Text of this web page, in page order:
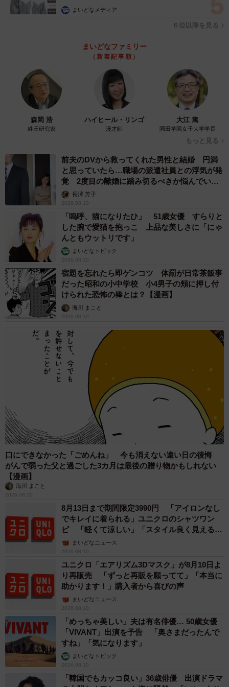
柴イス！（「赤柴こはる 岡山生まれおっさん育ち」さん提供）
暑い日の散歩での工夫も
こはるちゃんとの散歩では、暑さ対策も欠かしません。
てあおぎながら歩くこともありますよ」と飼い主さん。ち
なみに冷え冷えネックは嫌がってつけてくれないのだと
今日も“抱っこ”で幸せ時間
毎日のお散歩と、帰り道の“お約束の抱っこ”。こはるちゃん
にとって、そして飼い主さんにとっても、何気ないけれど
届けています。
うしろから知らないジィちゃんに
『おいっ、そのワンちゃん大丈夫か？』って聞かれた今朝
の7:48でした。
pic.twitter.com/I4s5m7Lbhs
— 赤柴こはる 岡山生まれおっさん育ち (@pom_dawacan)
July 5, 2025
まいどなメディア
６位以降を見る
まいどなファミリー
（新着記事順）
森岡 浩
姓氏研究家
ハイヒール・リンゴ
漫才師
大江 篤
園田学園女子大学学長
もっと見る
前夫のDVから救ってくれた男性と結婚 円満
と思っていたら…職場の派遣社員との浮気が発
覚 2度目の離婚に踏み切るべきか悩んでいま
す【夫婦関係修復カウンセラーが解説】
長澤 芳子
2026.08.10
「嗚呼、猫になりたひ」 51歳女優 すらりと
した腕で愛猫を抱っこ 上品な美しさに「にゃ
んともウットリです」
まいどなトピック
2026.08.10
宿題を忘れたら即ゲンコツ 体罰が日常茶飯事
だった昭和の小中学校 小4男子の頬に押し付
けられた恐怖の棒とは？【漫画】
海川 まこと
2026.08.10
口にできなかった「ごめんね」 今も消えない遠い日の後悔
がんで弱った父と過ごした3カ月は最後の贈り物かもしれない
【漫画】
海川 まこと
2026.08.10
8月13日まで期間限定3990円 「アイロンなし
でキレイに着られる」ユニクロのシャツワン
ピ 「軽くて涼しい」「スタイル良く見える」
の声まいどなニュース
2026.08.10
ユニクロ「エアリズム3Dマスク」が8月10日よ
り再販売 「ずっと再販を願ってて」「本当に
助かります！」購入者から喜びの声
まいどなニュース
2026.08.10
「めっちゃ美しい」夫は有名俳優… 50歳女優
「VIVANT」出演を予告 「奥さまだったんで
すね」「気になります」
まいどなトピック
2026.08.10
「韓国でもカッコ良い」36歳俳優 出演ドラマ